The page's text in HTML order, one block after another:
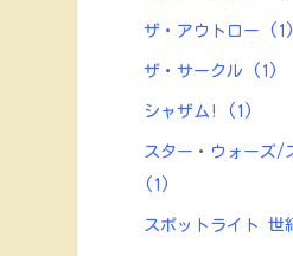
ザ・アウトロー (1)
ザ・サークル (1)
シャザム! (1)
スター・ウォーズ/
(1)
スポットライト 世